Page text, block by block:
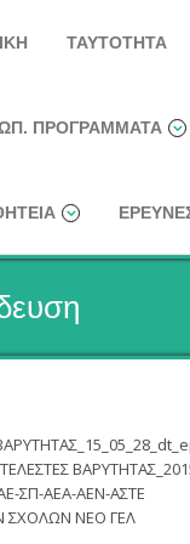
ΤΑΥΤΌΤΗΤΑ
ΠΡΟΓΡΆΜΜΑΤΑ
ΣΠ-ΑΕΑ-ΑΕΝ-ΑΣΤΕ
ΣΧΟΛΩΝ ΝΕΟ ΓΕΛ